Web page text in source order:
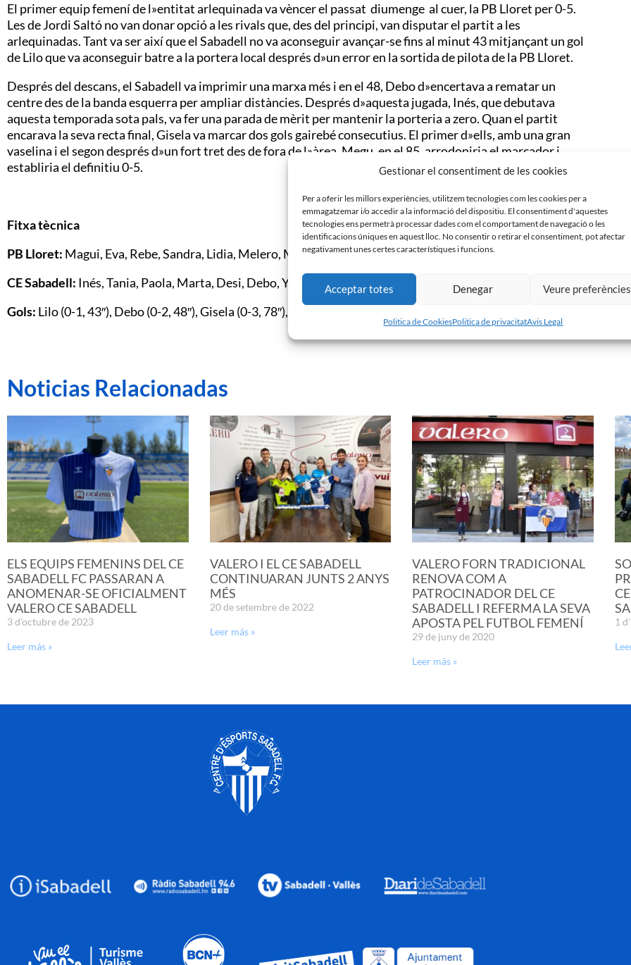
Gestionar el consentiment de les cookies
Per a oferir les millors experiències, utilitzem tecnologies com les cookies per a
emmagatzemar i/o accedir a la informació del dispositiu. El consentiment d'aquestes
tecnologies ens permetrà processar dades com el comportament de navegació o les
identificacions úniques en aquest lloc. No consentir o retirar el consentiment, pot afectar
negativament unes certes característiques i funcions.
Acceptar totes Denegar Veure preferències
Politica de CookiesPolitica de privacitatAvis Legal
El primer equip femení de l»entitat arlequinada va vèncer el passat diumenge al cuer, la PB Lloret per 0-5.
Les de Jordi Saltó no van donar opció a les rivals que, des del principi, van disputar el partit a les
arlequinadas. Tant va ser així que el Sabadell no va aconseguir avançar-se fins al minut 43 mitjançant un gol
de Lilo que va aconseguir batre a la portera local després d»un error en la sortida de pilota de la PB Lloret.
Després del descans, el Sabadell va imprimir una marxa més i en el 48, Debo d»encertava a rematar un
centre des de la banda esquerra per ampliar distàncies. Després d»aquesta jugada, Inés, que debutava
aquesta temporada sota pals, va fer una parada de mèrit per mantenir la porteria a zero. Quan el partit
encarava la seva recta final, Gisela va marcar dos gols gairebé consecutius. El primer d»ells, amb una gran
vaselina i el segon després d»un fort tret des de fora de l»àrea. Megu, en el 85, arrodoniria el marcador i
establiria el definitiu 0-5.
Fitxa tècnica
PB Lloret: Magui, Eva, Rebe, Sandra, Lidia, Melero, Marta, Nuri, Rios, Berta, Susana
CE Sabadell: Inés, Tania, Paola, Marta, Desi, Debo, Yaiza, Cosy, Maria, Lilo, Patri
Gols: Lilo (0-1, 43″), Debo (0-2, 48″), Gisela (0-3, 78″), Gisela (0-4, 79″), Megu (0-5, 85″)
Noticias Relacionadas
ELS EQUIPS FEMENINS DEL CE
SABADELL FC PASSARAN A
ANOMENAR-SE OFICIALMENT
VALERO CE SABADELL
3 d'octubre de 2023
Leer más »
VALERO I EL CE SABADELL
CONTINUARAN JUNTS 2 ANYS
MÉS
20 de setembre de 2022
Leer más »
VALERO FORN TRADICIONAL
RENOVA COM A
PATROCINADOR DEL CE
SABADELL I REFERMA LA SEVA
APOSTA PEL FUTBOL FEMENÍ
29 de juny de 2020
Leer más »
1